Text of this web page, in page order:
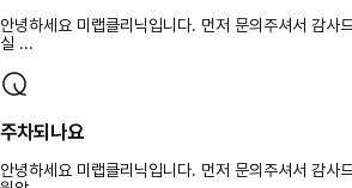
안녕하세요 미랩클리닉입니다. 먼저 문의주셔서 감사
실 ...
주차되나요
안녕하세요 미랩클리닉입니다. 먼저 문의주셔서 감사